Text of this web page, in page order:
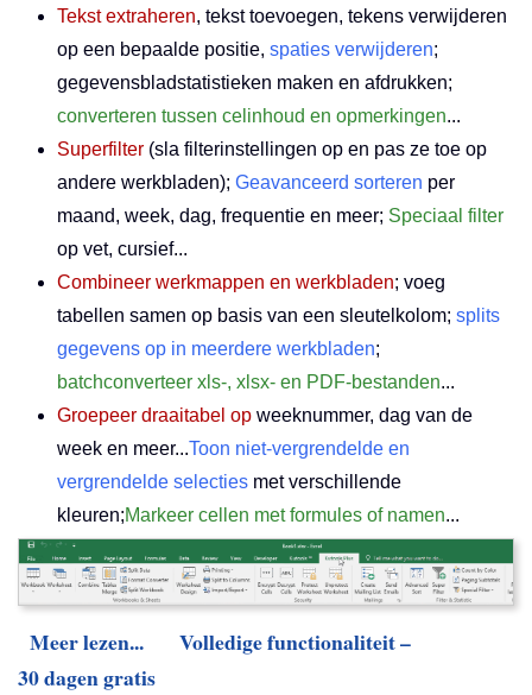
Tekst extraheren, tekst toevoegen, tekens verwijderen
op een bepaalde positie, spaties verwijderen;
gegevensbladstatistieken maken en afdrukken;
converteren tussen celinhoud en opmerkingen...
Superfilter (sla filterinstellingen op en pas ze toe op
andere werkbladen); Geavanceerd sorteren per
maand, week, dag, frequentie en meer; Speciaal filter
op vet, cursief...
Combineer werkmappen en werkbladen; voeg
tabellen samen op basis van een sleutelkolom; splits
gegevens op in meerdere werkbladen;
batchconverteer xls-, xlsx- en PDF-bestanden...
Groepeer draaitabel op weeknummer, dag van de
week en meer...Toon niet-vergrendelde en
vergrendelde selecties met verschillende
kleuren;Markeer cellen met formules of namen...
Meer lezen...
Volledige functionaliteit –
30 dagen gratis